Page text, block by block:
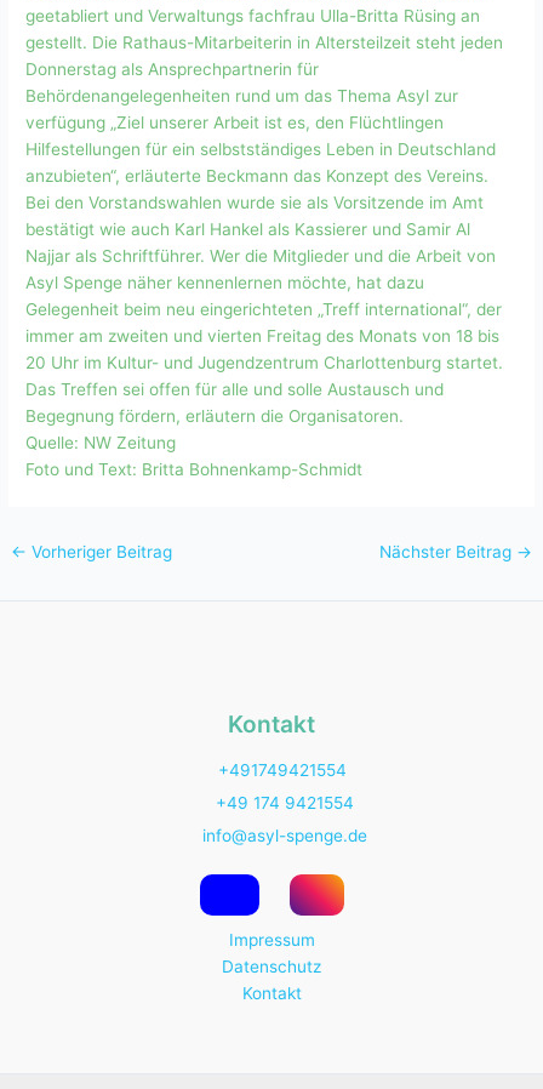
geetabliert und Verwaltungs fachfrau Ulla-Britta Rüsing an
gestellt. Die Rathaus-Mitarbeiterin in Altersteilzeit steht jeden
Donnerstag als Ansprechpartnerin für
Behördenangelegenheiten rund um das Thema Asyl zur
verfügung „Ziel unserer Arbeit ist es, den Flüchtlingen
Hilfestellungen für ein selbstständiges Leben in Deutschland
anzubieten“, erläuterte Beckmann das Konzept des Vereins.
Bei den Vorstandswahlen wurde sie als Vorsitzende im Amt
bestätigt wie auch Karl Hankel als Kassierer und Samir Al
Najjar als Schriftführer. Wer die Mitglieder und die Arbeit von
Asyl Spenge näher kennenlernen möchte, hat dazu
Gelegenheit beim neu eingerichteten „Treff international“, der
immer am zweiten und vierten Freitag des Monats von 18 bis
20 Uhr im Kultur- und Jugendzentrum Charlottenburg startet.
Das Treffen sei offen für alle und solle Austausch und
Begegnung fördern, erläutern die Organisatoren.
Quelle: NW Zeitung
Foto und Text: Britta Bohnenkamp-Schmidt
← Vorheriger Beitrag Nächster Beitrag →
Kontakt
+491749421554
+49 174 9421554
info@asyl-spenge.de
Impressum
Datenschutz
Kontakt